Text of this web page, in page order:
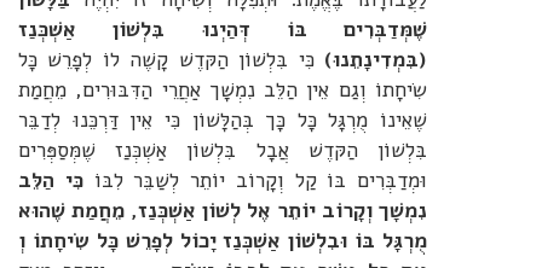
שֶׁמְּדַבְּרִים בּוֹ דְּהַיְנוּ בִּלְשׁוֹן אַשְׁכְּנַז
(בִּמְדִינָתֵנוּ)כִּי בִּלְשׁוֹן הַקּדֶשׁ קָשֶׁה לוֹ לְפָרֵשׁ כָּל
שִׂיחָתוֹ וְגַם אֵין הַלֵּב נִמְשָׁך אַחֲרֵי הַדִּבּוּרִים, מֵחֲמַת
שֶׁאֵינוֹ מֻרְגָּל כָּל כָּך בְּהַלָּשׁוֹן כִּי אֵין דַּרְכֵּנוּ לְדַבֵּר
בִּלְשׁוֹן הַקּדֶשׁ אֲבָל בִּלְשׁוֹן אַשְׁכְּנַז שֶׁמְּסַפְּרִים
וּמְדַבְּרִים בּוֹ קַל וְקָרוֹב יוֹתֵר לְשַׁבֵּר לִבּוֹכִּי הַלֵּב
נִמְשָׁך וְקָרוֹב יוֹתֵר אֶל לְשׁוֹן אַשְׁכְּנַז, מֵחֲמַת שֶׁהוּא
מֻרְגָּל בּוֹ וּבִלְשׁוֹן אַשְׁכְּנַז יָכוֹל לְפָרֵשׁ כָּל שִׂיחָתוֹ וְ